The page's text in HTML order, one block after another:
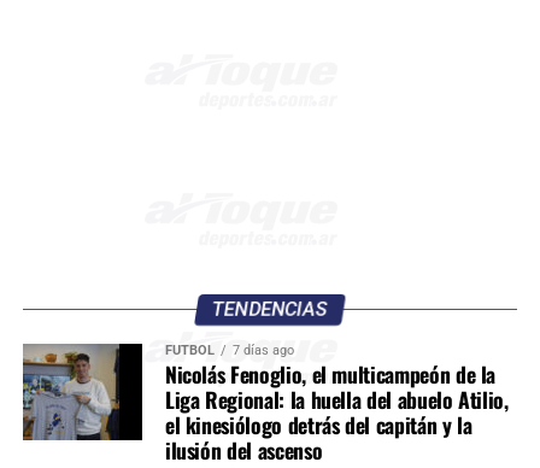
TENDENCIAS
FÚTBOL 7 días ago
Nicolás Fenoglio, el multicampeón de la
Liga Regional: la huella del abuelo Atilio,
el kinesiólogo detrás del capitán y la
ilusión del ascenso